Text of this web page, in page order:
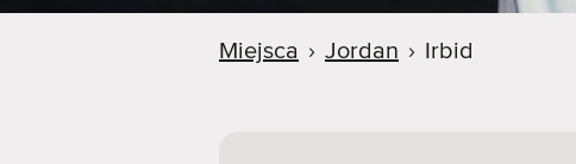
Miejsca › Jordan › Irbid